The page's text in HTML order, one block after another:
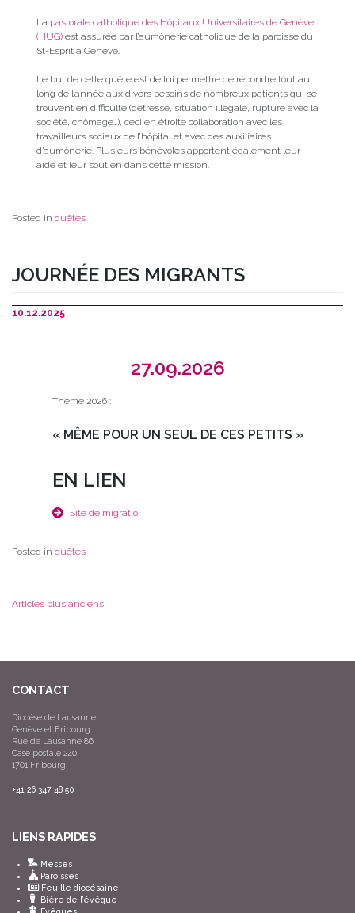
La pastorale catholique des Hôpitaux Universitaires de Genève
(HUG)est assurée par l’aumônerie catholique de la paroisse du
St-Esprit à Genève.
Le but de cette quête est de lui permettre de répondre tout au
long de l’année aux divers besoins de nombreux patients qui se
trouvent en difficulté (détresse, situation illégale, rupture avec la
société, chômage…), ceci en étroite collaboration avec les
travailleurs sociaux de l’hôpital et avec des auxiliaires
d’aumônerie. Plusieurs bénévoles apportent également leur
aide et leur soutien dans cette mission.
Posted in quêtes
JOURNÉE DES MIGRANTS
10.12.2025
27.09.2026
Thème 2026 :
« MÊME POUR UN SEUL DE CES PETITS »
EN LIEN
Site de migratio
Posted in quêtes
Articles plus anciens
CONTACT
Diocèse de Lausanne,
Genève et Fribourg
Rue de Lausanne 86
Case postale 240
1701 Fribourg
+41 26 347 48 50
LIENS RAPIDES
Messes
Paroisses
Feuille diocésaine
Bière de l’évêque